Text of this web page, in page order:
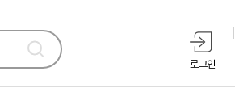
로그인